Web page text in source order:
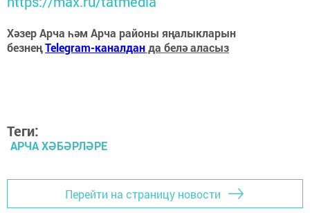
Хәзер Арча һәм Арча районы яңалыкларын
безнеңTelegram-каналданда белә аласыз
Теги:
АРЧА ХӘБӘРЛӘРЕ
Перейти на страницу новости